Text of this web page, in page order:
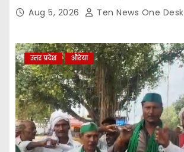
Aug 5, 2026 Ten News One Desk
उत्तर प्रदेश औरेया